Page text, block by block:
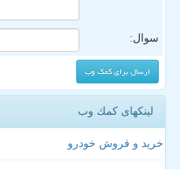
سوال:
لینکهای كمك وب
خرید و فروش خودرو